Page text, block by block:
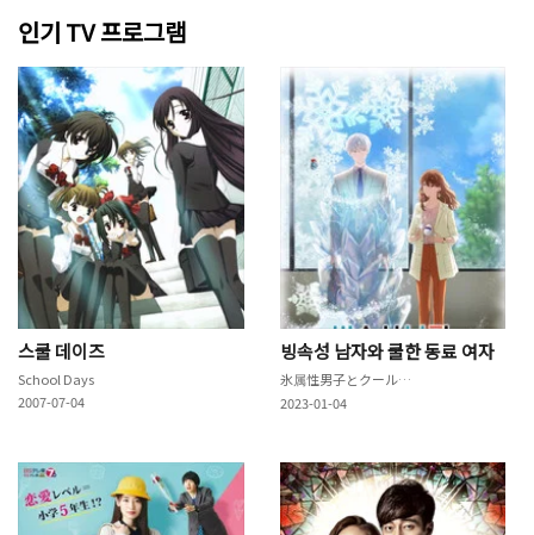
인기 TV 프로그램
스쿨 데이즈
School Days
2007-07-04
빙속성 남자와 쿨한 동료 여자
氷属性男子とクールな同僚女子
2023-01-04